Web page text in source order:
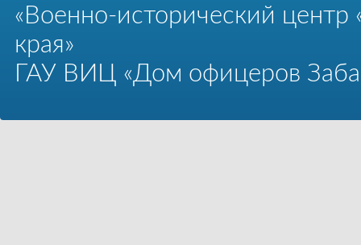
«Военно-исторический
края»
ГАУ ВИЦ «Дом офицеров